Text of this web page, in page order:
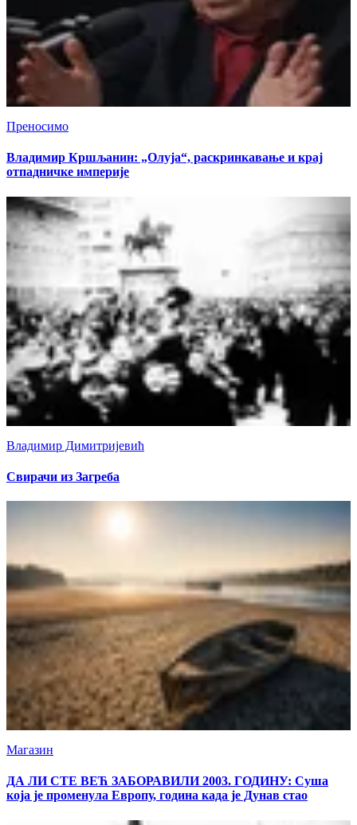
Преносимо
Владимир Кршљанин: „Олуја“, раскринкавање и крај
отпадничке империје
Владимир Димитријевић
Свирачи из Загреба
Магазин
ДА ЛИ СТЕ ВЕЋ ЗАБОРАВИЛИ 2003. ГОДИНУ: Суша
која је променула Европу, година када је Дунав стао